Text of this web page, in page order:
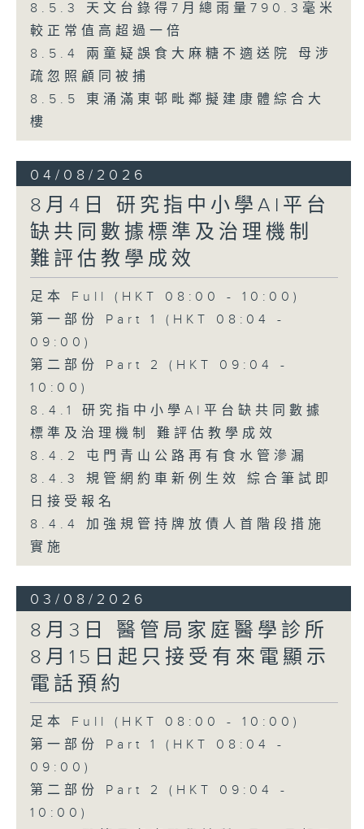
8.5.3 天文台錄得7月總雨量790.3毫米
較正常值高超過一倍
8.5.4 兩童疑誤食大麻糖不適送院 母涉
疏忽照顧同被捕
8.5.5 東涌滿東邨毗鄰擬建康體綜合大
樓
04/08/2026
8月4日 研究指中小學AI平台
缺共同數據標準及治理機制
難評估教學成效
足本 Full (HKT 08:00 - 10:00)
第一部份 Part 1 (HKT 08:04 -
09:00)
第二部份 Part 2 (HKT 09:04 -
10:00)
8.4.1 研究指中小學AI平台缺共同數據
標準及治理機制 難評估教學成效
8.4.2 屯門青山公路再有食水管滲漏
8.4.3 規管網約車新例生效 綜合筆試即
日接受報名
8.4.4 加強規管持牌放債人首階段措施
實施
03/08/2026
8月3日 醫管局家庭醫學診所
8月15日起只接受有來電顯示
電話預約
足本 Full (HKT 08:00 - 10:00)
第一部份 Part 1 (HKT 08:04 -
09:00)
第二部份 Part 2 (HKT 09:04 -
10:00)